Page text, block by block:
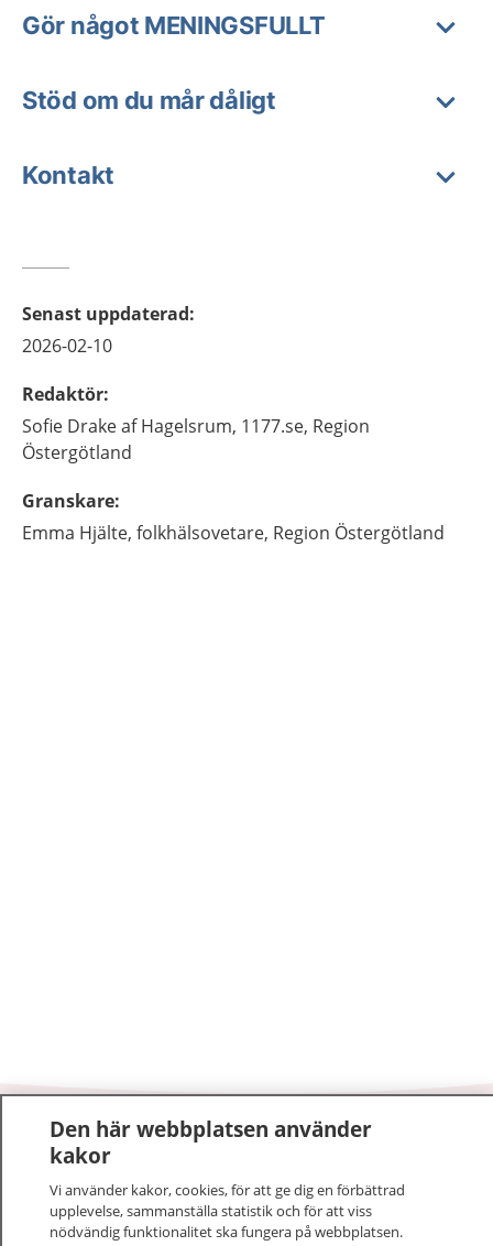
Gör något MENINGSFULLT
Stöd om du mår dåligt
Kontakt
Senast uppdaterad:
2026-02-10
Redaktör:
Sofie Drake af Hagelsrum, 1177.se, Region
Östergötland
Granskare:
Emma Hjälte, folkhälsovetare, Region Östergötland
1177–tryggt om din hälsa och vård
På 1177.se får du råd om hälsa och information om
sjukdomar och vilka mottagningar du kan kontakta.
Den här webbplatsen använder
kakor
Vi använder kakor, cookies, för att ge dig en förbättrad
upplevelse, sammanställa statistik och för att viss
nödvändig funktionalitet ska fungera på webbplatsen.